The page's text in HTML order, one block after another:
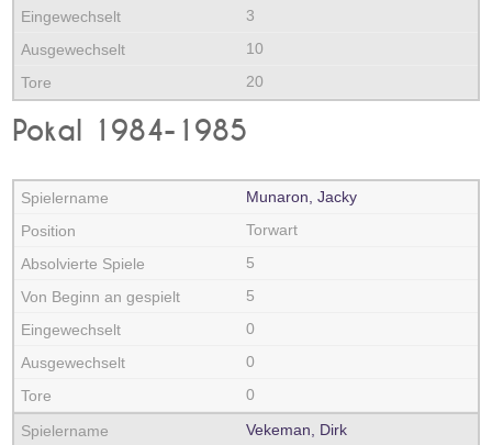
3
10
20
Pokal 1984-1985
Munaron, Jacky
Torwart
5
5
0
0
0
Vekeman, Dirk